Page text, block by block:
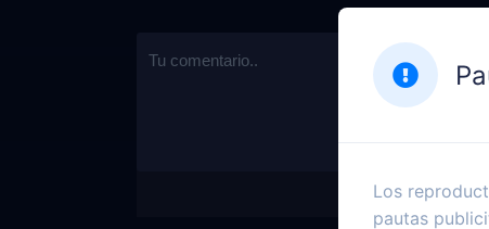
Los
pautas